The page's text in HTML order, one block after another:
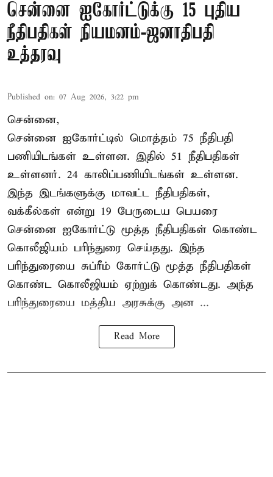
சென்னை ஐகோர்ட்டுக்கு 15 புதிய
நீதிபதிகள் நியமனம்-ஜனாதிபதி
உத்தரவு
Published on: 07 Aug 2026, 3:22 pm
சென்னை,
சென்னை ஐகோர்ட்டில் மொத்தம் 75 நீதிபதி
பணியிடங்கள் உள்ளன. இதில் 51 நீதிபதிகள்
உள்ளனர். 24 காலிப்பணியிடங்கள் உள்ளன.
இந்த இடங்களுக்கு மாவட்ட நீதிபதிகள்,
வக்கீல்கள் என்று 19 பேருடைய பெயரை
சென்னை ஐகோர்ட்டு மூத்த நீதிபதிகள் கொண்ட
கொலீஜியம் பரிந்துரை செய்தது. இந்த
பரிந்துரையை சுப்ரீம் கோர்ட்டு மூத்த நீதிபதிகள்
கொண்ட கொலீஜியம் ஏற்றுக் கொண்டது. அந்த
பரிந்துரையை மத்திய அரசுக்கு அன ...
Read More